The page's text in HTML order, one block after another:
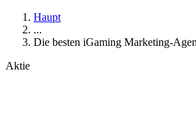
Haupt
...
Die besten iGaming Marketing-
Aktie